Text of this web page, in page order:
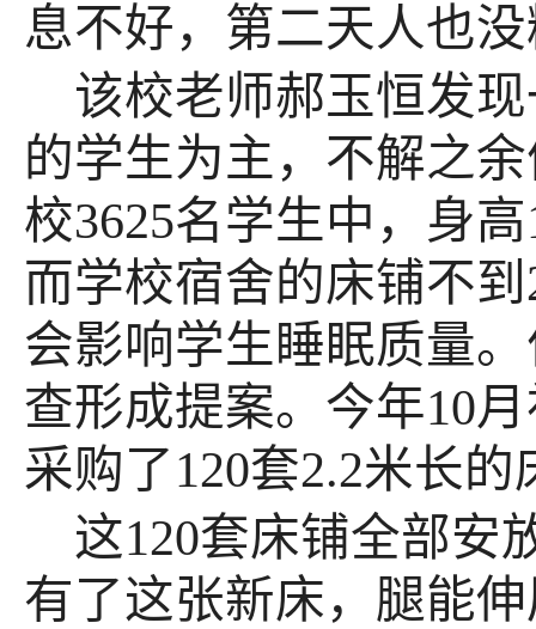
息不好，第二天人也
该校老师郝玉恒发
的学生为主，不解之
校3625名学生中，身
而学校宿舍的床铺不
会影响学生睡眠质量
查形成提案。今年10
采购了120套2.2米长
这120套床铺全部安
有了这张新床，腿能